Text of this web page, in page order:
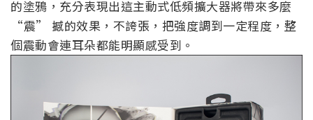
的塗鴉，充分表現出這主動式低頻擴大器將帶來多麼
“震” 撼的效果，不誇張，把強度調到一定程度，整
個震動會連耳朵都能明顯感受到。